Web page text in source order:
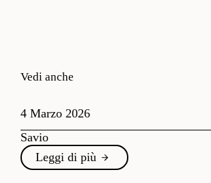
Vedi anche
4 Marzo 2026
Savio
Leggi di più